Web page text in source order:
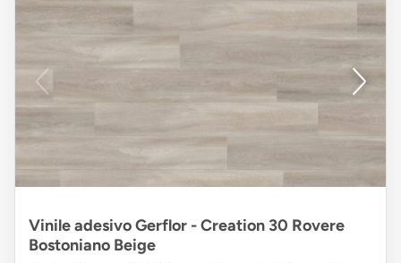
Vinile adesivo Gerflor - Creation 30 Rovere
Bostoniano Beige